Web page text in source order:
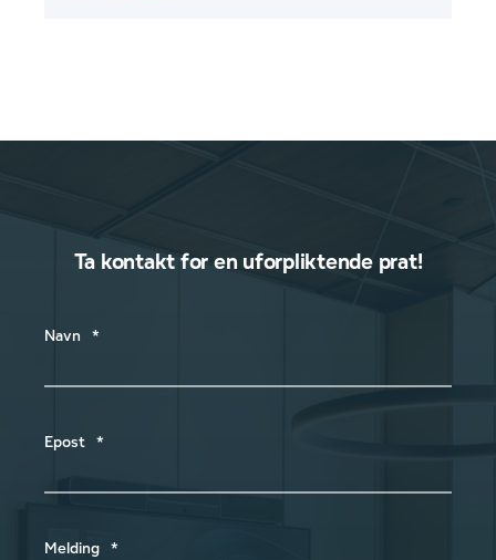
Ta kontakt for en uforpliktende prat!
Navn *
Epost *
Melding *